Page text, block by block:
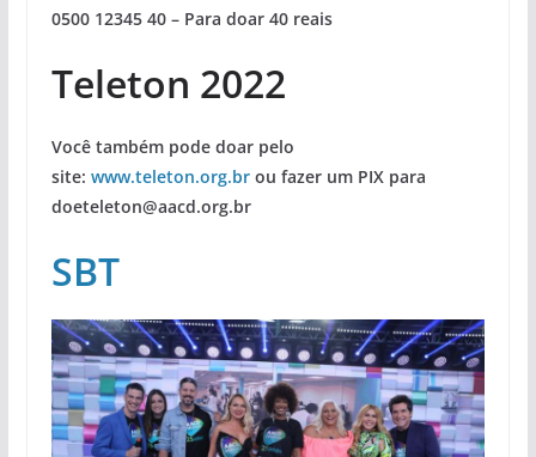
0500 12345 40 – Para doar 40 reais
Teleton 2022
Você também pode doar pelo
site: www.teleton.org.brou fazer um PIX para
doeteleton@aacd.org.br
SBT